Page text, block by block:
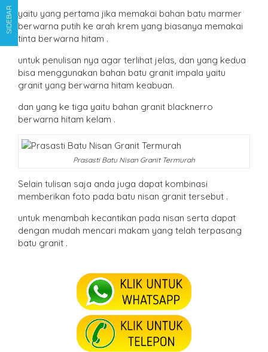
yaitu yang pertama jika memakai bahan batu marmer
berwarna putih ke arah krem yang biasanya memakai
tinta berwarna hitam .
untuk penulisan nya agar terlihat jelas, dan yang kedua
bisa menggunakan bahan batu granit impala yaitu
granit yang berwarna hitam keabuan.
dan yang ke tiga yaitu bahan granit blacknerro
berwarna hitam kelam .
Prasasti Batu Nisan Granit Termurah
Selain tulisan saja anda juga dapat kombinasi
memberikan foto pada batu nisan granit tersebut .
untuk menambah kecantikan pada nisan serta dapat
dengan mudah mencari makam yang telah terpasang
batu granit .
SIDEBAR